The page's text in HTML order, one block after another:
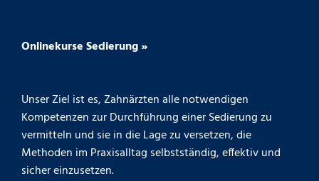
Onlinekurse Sedierung »
Unser Ziel ist es, Zahnärzten alle notwendigen
Kompetenzen zur Durchführung einer Sedierung zu
vermitteln und sie in die Lage zu versetzen, die
Methoden im Praxisalltag selbstständig, effektiv und
sicher einzusetzen.